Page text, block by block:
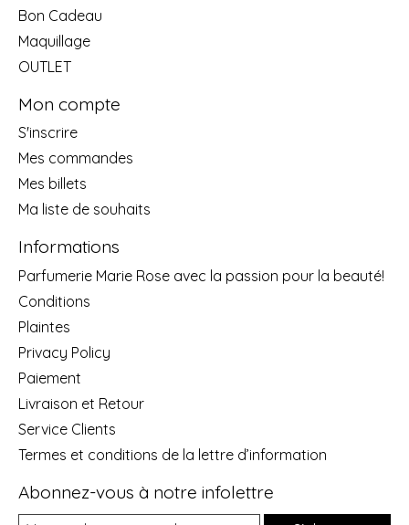
Bon Cadeau
Maquillage
OUTLET
Mon compte
S'inscrire
Mes commandes
Mes billets
Ma liste de souhaits
Informations
Parfumerie Marie Rose avec la passion pour la beauté!
Conditions
Plaintes
Privacy Policy
Paiement
Livraison et Retour
Service Clients
Termes et conditions de la lettre d’information
Abonnez-vous à notre infolettre